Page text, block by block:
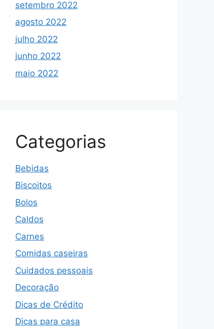
setembro 2022
agosto 2022
julho 2022
junho 2022
maio 2022
Categorias
Bebidas
Biscoitos
Bolos
Caldos
Carnes
Comidas caseiras
Cuidados pessoais
Decoração
Dicas de Crédito
Dicas para casa